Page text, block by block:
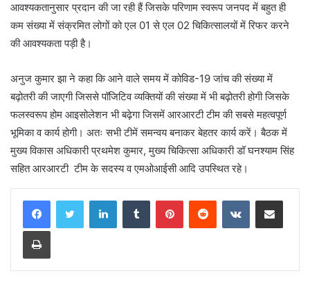
आवश्यकतानुसार प्रदान की जा रही हैं जिसके परिणाम स्वरूप जनपद में बहुत ही
कम संख्या में संक्रमित लोगों को एल 01 से एल 02 चिकित्सालयों में रिफर करने
की आवश्यकता पड़ी है।
अनुज कुमार झा ने कहा कि आने वाले समय में कोविड-19 जांच की संख्या में
बढ़ोतरी की जाएगी जिससे पॉजिटिव व्यक्तियों की संख्या में भी बढ़ोतरी होगी जिसके
फलस्वरूप होम आइसोलेशन भी बढ़ेगा जिसमें आरआरटी टीम की सबसे महत्वपूर्ण
भूमिका व कार्य होगी। अतः सभी टीमें समन्वय बनाकर बेहतर कार्य करें। बैठक में
मुख्य विकास अधिकारी प्रथमेश कुमार, मुख्य चिकित्सा अधिकारी डॉ घनश्याम सिंह
सहित आरआरटी टीम के सदस्य व एमओआईसी आदि उपस्थित रहे।
LinkedInTumblr PinterestReddit VKontakteShare via Email
Print